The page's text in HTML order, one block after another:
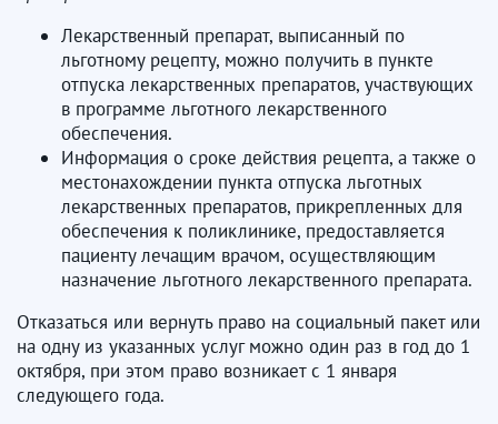
Лекарственный препарат, выписанный по
льготному рецепту, можно получить в пункте
отпуска лекарственных препаратов, участвующих
в программе льготного лекарственного
обеспечения.
Информация о сроке действия рецепта, а также о
местонахождении пункта отпуска льготных
лекарственных препаратов, прикрепленных для
обеспечения к поликлинике, предоставляется
пациенту лечащим врачом, осуществляющим
назначение льготного лекарственного препарата.
Отказаться или вернуть право на социальный пакет или
на одну из указанных услуг можно один раз в год до 1
октября, при этом право возникает с 1 января
следующего года.